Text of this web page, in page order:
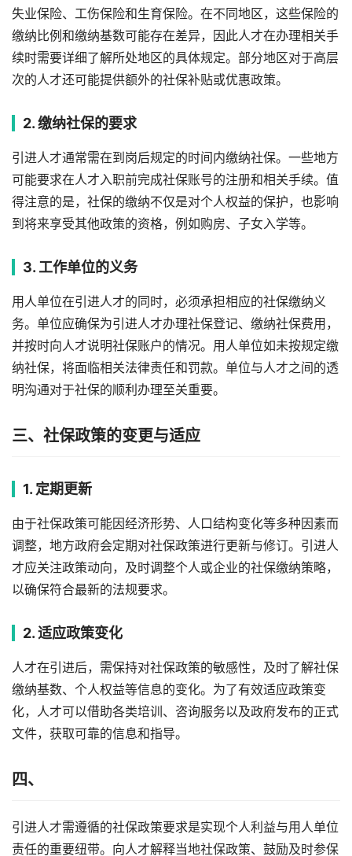
失业保险、工伤保险和生育保险。在不同地区，这些保险的
缴纳比例和缴纳基数可能存在差异，因此人才在办理相关手
续时需要详细了解所处地区的具体规定。部分地区对于高层
次的人才还可能提供额外的社保补贴或优惠政策。
2. 缴纳社保的要求
引进人才通常需在到岗后规定的时间内缴纳社保。一些地方
可能要求在人才入职前完成社保账号的注册和相关手续。值
得注意的是，社保的缴纳不仅是对个人权益的保护，也影响
到将来享受其他政策的资格，例如购房、子女入学等。
3. 工作单位的义务
用人单位在引进人才的同时，必须承担相应的社保缴纳义
务。单位应确保为引进人才办理社保登记、缴纳社保费用，
并按时向人才说明社保账户的情况。用人单位如未按规定缴
纳社保，将面临相关法律责任和罚款。单位与人才之间的透
明沟通对于社保的顺利办理至关重要。
三、社保政策的变更与适应
1. 定期更新
由于社保政策可能因经济形势、人口结构变化等多种因素而
调整，地方政府会定期对社保政策进行更新与修订。引进人
才应关注政策动向，及时调整个人或企业的社保缴纳策略，
以确保符合最新的法规要求。
2. 适应政策变化
人才在引进后，需保持对社保政策的敏感性，及时了解社保
缴纳基数、个人权益等信息的变化。为了有效适应政策变
化，人才可以借助各类培训、咨询服务以及政府发布的正式
文件，获取可靠的信息和指导。
四、
引进人才需遵循的社保政策要求是实现个人利益与用人单位
责任的重要纽带。向人才解释当地社保政策、鼓励及时参保